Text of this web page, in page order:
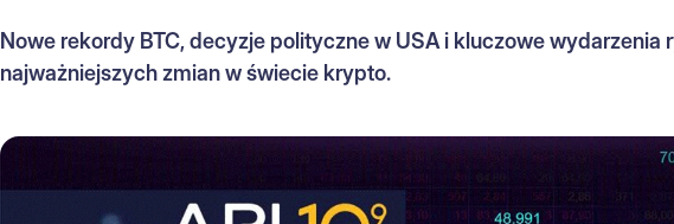
Nowe rekordy BTC, decyzje polityczne w USA i kluczowe wydarzenia
najważniejszych zmian w świecie krypto.